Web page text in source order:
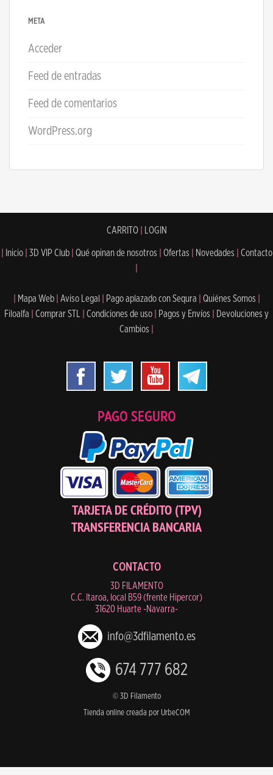
META
Acceder
Feed de entradas
Feed de comentarios
WordPress.org
CARRITO| LOGIN
Inicio 3D VIP Club Qué opinan de nosotros Ofertas Novedades
Contacto
Mapa Web Aviso Legal Pago aplazado con Sequra Quiénes Somos
Filoalfa
Comprar STL Condiciones de uso Pagos y Envíos
Devoluciones y
Cambios
PAGO SEGURO
TARJETA DE CRÉDITO (TPV)
TRANSFERENCIA BANCARIA
CONTACTO
3D FILAMENTO
C.C. Itaroa, local B59 (frente Hipercor)
31620 Huarte -Navarra-
info@3dfilamento.es
674 777 682
© 3D Filamento
Tienda online creada por UrbeCOM